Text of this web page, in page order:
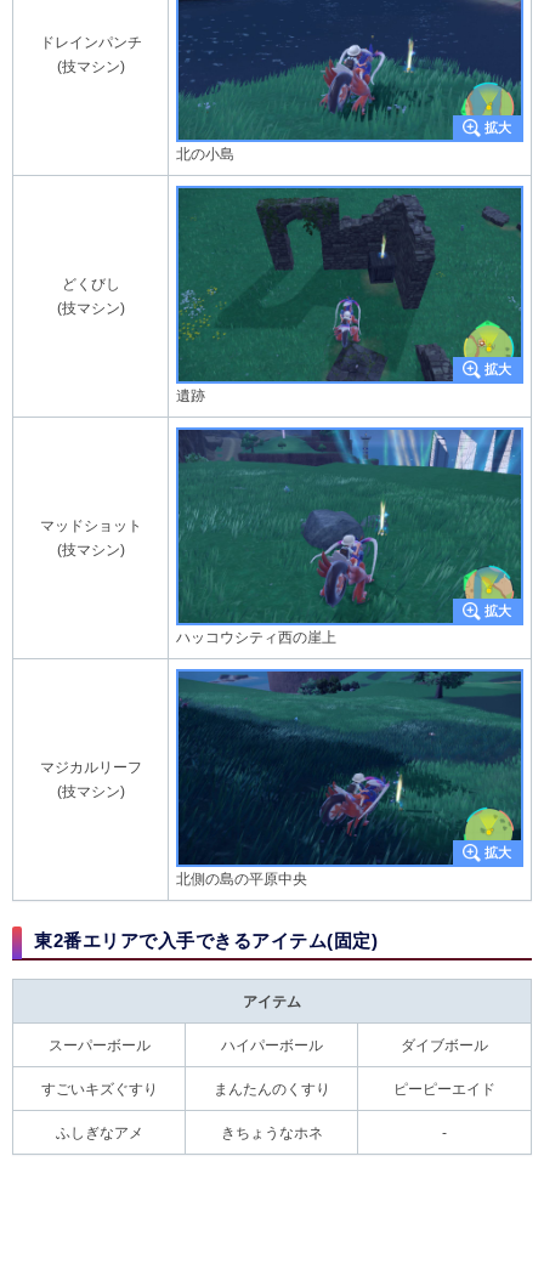
ドレインパンチ
(技マシン)
北の小島
どくびし
(技マシン)
遺跡
マッドショット
(技マシン)
ハッコウシティ西の崖上
マジカルリーフ
(技マシン)
北側の島の平原中央
東2番エリアで入手できるアイテム(固定)
アイテム
スーパーボール ハイパーボール ダイブボール
すごいキズぐすり まんたんのくすり ピーピーエイド
ふしぎなアメ きちょうなホネ -